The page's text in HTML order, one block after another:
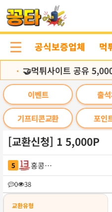
문
로
공식보증업체 먹
🤝먹튀사이트 공유
이벤트 출
기프티콘교환 포인
[교환신청] 1 5,000P
5 홍콩부자
0
38
교환유형